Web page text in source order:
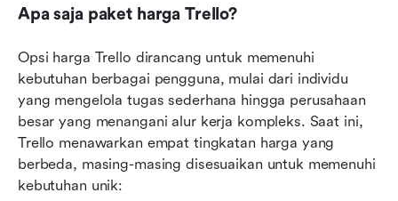
Apa saja paket harga Trello?
Opsi harga Trello dirancang untuk memenuhi
kebutuhan berbagai pengguna, mulai dari individu
yang mengelola tugas sederhana hingga perusahaan
besar yang menangani alur kerja kompleks. Saat ini,
Trello menawarkan empat tingkatan harga yang
berbeda, masing-masing disesuaikan untuk memenuhi
kebutuhan unik: